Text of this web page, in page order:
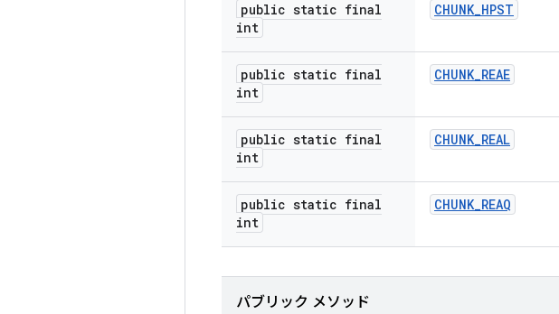
public static final
int
CHUNK_HPST
public static final
int
CHUNK_REAE
public static final
int
CHUNK_REAL
public static final
int
CHUNK_REAQ
パブリック メソッド